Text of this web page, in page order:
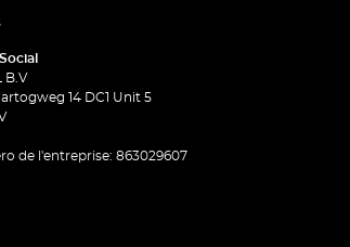
B.V
14 DC1 Unit 5
de l'entreprise: 863029607